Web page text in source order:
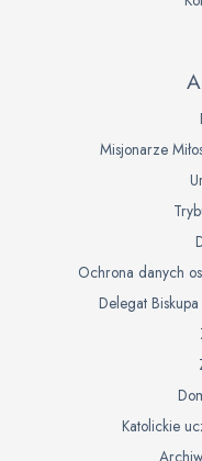
Misjonarze
Ochrona danych
Delegat
Katolickie